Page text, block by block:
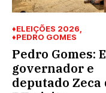
♦ELEIÇÕES 2026
♦PEDRO GOMES
Pedro Gomes:
governador e
deputado Zeca